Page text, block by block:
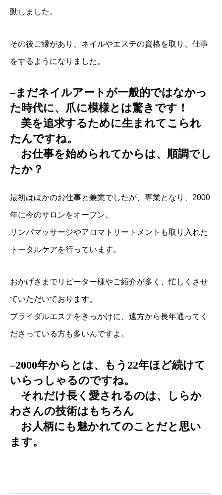
動しました。
その後ご縁があり、ネイルやエステの資格を取り、仕事
をするようになりました。
–まだネイルアートが一般的ではなかっ
た時代に、爪に模様とは驚きです！
美を追求するために生まれてこられ
たんですね。
お仕事を始められてからは、順調でし
たか？
最初はほかのお仕事と兼業でしたが、専業となり、2000
年に今のサロンをオープン。
リンパマッサージやアロマトリートメントも取り入れた
トータルケアを行っています。
おかげさまでリピーター様やご紹介が多く、忙しくさせ
ていただいております。
ブライダルエステをきっかけに、遠方から長年通ってく
ださっている方も多いんですよ。
–2000年からとは、もう22年ほど続けて
いらっしゃるのですね。
それだけ長く愛されるのは、しらか
わさんの技術はもちろん
お人柄にも魅かれてのことだと思い
ます。